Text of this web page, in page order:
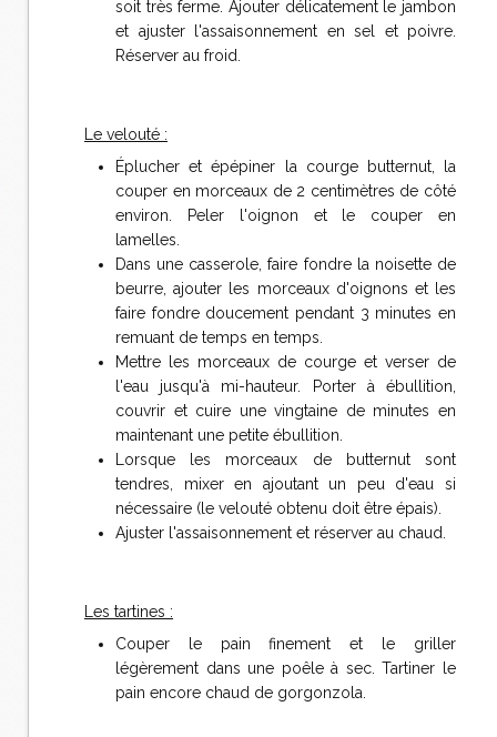
soit très ferme. Ajouter délicatement le jambon
et ajuster l'assaisonnement en sel et poivre.
Réserver au froid.
Le velouté :
Éplucher et épépiner la courge butternut, la
couper en morceaux de 2 centimètres de côté
environ. Peler l'oignon et le couper en
lamelles.
Dans une casserole, faire fondre la noisette de
beurre, ajouter les morceaux d'oignons et les
faire fondre doucement pendant 3 minutes en
remuant de temps en temps.
Mettre les morceaux de courge et verser de
l'eau jusqu'à mi-hauteur. Porter à ébullition,
couvrir et cuire une vingtaine de minutes en
maintenant une petite ébullition.
Lorsque les morceaux de butternut sont
tendres, mixer en ajoutant un peu d'eau si
nécessaire (le velouté obtenu doit être épais).
Ajuster l'assaisonnement et réserver au chaud.
Les tartines :
Couper le pain finement et le griller
légèrement dans une poêle à sec. Tartiner le
pain encore chaud de gorgonzola.